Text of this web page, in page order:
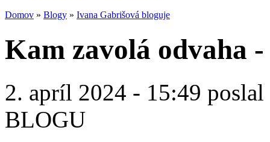
Domov » Blogy » Ivana Gabrišová bloguje
Kam zavolá odvaha
2. apríl 2024 - 15:49 poslal
BLOGU